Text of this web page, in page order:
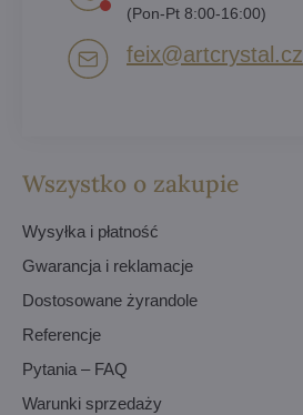
Wszystko o zakupie
Wysyłka i płatność
Gwarancja i reklamacje
Dostosowane żyrandole
Referencje
Pytania – FAQ
Warunki sprzedaży
(Pon-Pt 8:00-16:00)
feix​@artcrystal​.cz